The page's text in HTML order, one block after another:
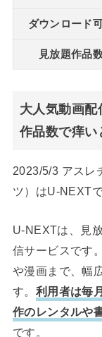
ダウンロード
見放題作品
大人気動画
作品数で痒い
2023/5/3 アスレ
ツ）はU-NEXT
U-NEXTは、見
信サービスです
や漫画まで、幅
す。 利用者は毎
作のレンタルや
です。